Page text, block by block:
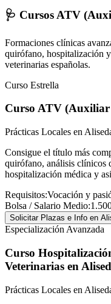
🩺 Cursos ATV
Formaciones clínicas
quirófano, hospitalización
veterinarias españolas.
Curso Estrella
Curso ATV
Prácticas Locales en
Consigue el título más
quirófano, análisis clínicos
hospitalización médica y
Requisitos:Vocación y
Bolsa / Salario Medio:
Solicitar Plazas e Info en
Especialización Avanzada
Curso
Veterinarias en
Prácticas Locales en